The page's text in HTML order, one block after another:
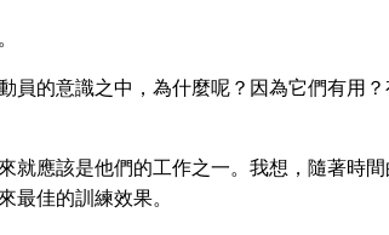
員的意識之中，為什麼呢？因為它們有用？
就應該是他們的工作之一。我想，隨著時間
最佳的訓練效果。